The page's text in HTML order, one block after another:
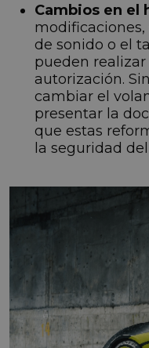
Cambios en el
de sonido o el
pueden
autorización.
cambiar el
presentar la
que estas
la seguridad